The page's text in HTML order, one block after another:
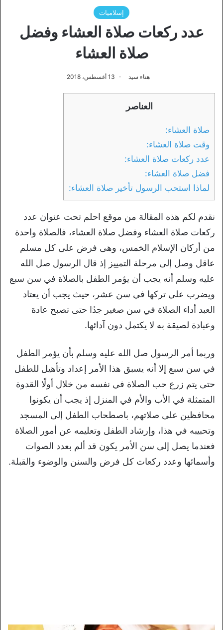
إسلاميات
عدد ركعات صلاة العشاء وفضل
صلاة العشاء
هناء سيد 13 أغسطس، 2018
العناصر
صلاة العشاء:
وقت صلاة العشاء:
عدد ركعات صلاة العشاء:
فضل صلاة العشاء:
لماذا استحب الرسول تأخير صلاة العشاء:
نقدم لكم هذه المقالة من موقع احلم تحت عنوان عدد
ركعات صلاة العشاء وفضل صلاة العشاء، فالصلاة واحدة
من أركان الإسلام الخمس، وهى فرض على كل مسلم
عاقل وصل إلى مرحلة التمييز إذ قال الرسول صل الله
عليه وسلم أنه يجب أن يؤمر الطفل بالصلاة في سن سبع
ويضرب علي تركها في سن عشر، حيث يجب أن يعتاد
العبد أداء الصلاة في سن صغير جدًا حتى تصبح عادة
وعبادة لصيقة به لا يكتمل دون آدائها.
وربما أمر الرسول صل الله عليه وسلم بأن يؤمر الطفل
في سن سبع إلا أنه يسبق هذا الأمر إعداد وتأهيل للطفل
حتى يتم زرع حب الصلاة في نفسه من خلال أولًا القدوة
المتمثلة في الأب والأم في المنزل إذ يجب أن يكونوا
محافظين على صلاتهم، باصطحاب الطفل إلى المسجد
وتحبيبه في هذا، وإرشاد الطفل وتعليمه عن أمور الصلاة
فعندما يصل إلى سن الأمر يكون قد ألم بعدد الصوات
وأسمائها وعدد ركعات كل فرض والسنن والوضوء والقبلة.